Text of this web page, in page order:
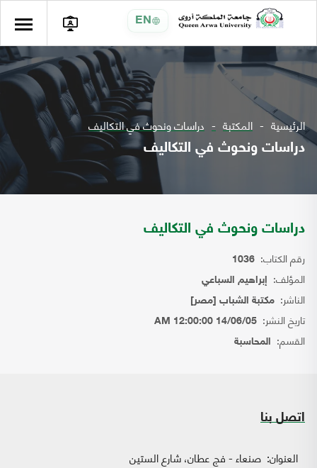
EN
الرئيسية المكتبة دراسات ونحوث في التكاليف
دراسات ونحوث في التكاليف
دراسات ونحوث في التكاليف
رقم الكتاب: 1036
المؤلف: إبراهيم السباعي
الناشر: مكتبة الشباب [مصر]
تاريخ النشر: 14/06/05 12:00:00 AM
القسم: المحاسبة
اتصل بنا
العنوان: صنعاء - فج عطان، شارع الستين